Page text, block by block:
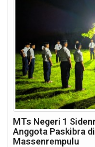
MTs Negeri 1
Anggota Paskibra
Massenrempulu